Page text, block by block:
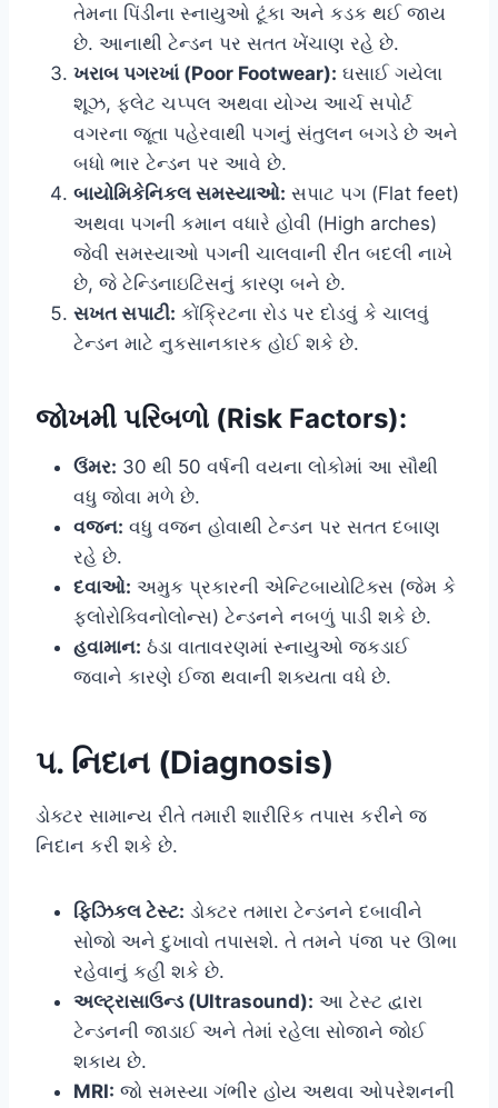
તેમના પિંડીના સ્નાયુઓ ટૂંકા અને કડક થઈ જાય
છે. આનાથી ટેન્ડન પર સતત ખેંચાણ રહે છે.
ખરાબ પગરખાં (Poor Footwear): ઘસાઈ ગયેલા
શૂઝ, ફ્લેટ ચપ્પલ અથવા યોગ્ય આર્ચ સપોર્ટ
વગરના જૂતા પહેરવાથી પગનું સંતુલન બગડે છે અને
બધો ભાર ટેન્ડન પર આવે છે.
બાયોમિકેનિકલ સમસ્યાઓ: સપાટ પગ (Flat feet)
અથવા પગની કમાન વધારે હોવી (High arches)
જેવી સમસ્યાઓ પગની ચાલવાની રીત બદલી નાખે
છે, જે ટેન્ડિનાઇટિસનું કારણ બને છે.
સખત સપાટી: કોંક્રિટના રોડ પર દોડવું કે ચાલવું
ટેન્ડન માટે નુકસાનકારક હોઈ શકે છે.
જોખમી પરિબળો (Risk Factors):
ઉંમર: 30 થી 50 વર્ષની વયના લોકોમાં આ સૌથી
વધુ જોવા મળે છે.
વજન: વધુ વજન હોવાથી ટેન્ડન પર સતત દબાણ
રહે છે.
દવાઓ: અમુક પ્રકારની એન્ટિબાયોટિક્સ (જેમ કે
ફ્લોરોક્વિનોલોન્સ) ટેન્ડનને નબળું પાડી શકે છે.
હવામાન: ઠંડા વાતાવરણમાં સ્નાયુઓ જકડાઈ
જવાને કારણે ઈજા થવાની શક્યતા વધે છે.
૫. નિદાન (Diagnosis)
ડોક્ટર સામાન્ય રીતે તમારી શારીરિક તપાસ કરીને જ
નિદાન કરી શકે છે.
ફિઝિકલ ટેસ્ટ: ડોક્ટર તમારા ટેન્ડનને દબાવીને
સોજો અને દુખાવો તપાસશે. તે તમને પંજા પર ઊભા
રહેવાનું કહી શકે છે.
અલ્ટ્રાસાઉન્ડ (Ultrasound): આ ટેસ્ટ દ્વારા
ટેન્ડનની જાડાઈ અને તેમાં રહેલા સોજાને જોઈ
શકાય છે.
MRI: જો સમસ્યા ગંભીર હોય અથવા ઓપરેશનની